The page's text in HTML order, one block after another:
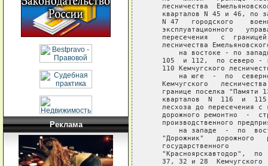
Реклама
лесничества
кварталов N 45 и 46, по
N 47   городского
эксплуатационного
пересечения   с
лесничества
на востоке - по
105  и 112,  по северо -
110 Кемчугского
на юге  -  по
Кемчугского
границе поселка "Памяти
кварталов  N  116  и
лесхоза до пересечения с
дорожного ремонтно  -
производственного
на западе  -  по
"Дорожник"   дорожного
государственного
"Красноярскавтодор",  по
37, 32 и 28  Кемчугского